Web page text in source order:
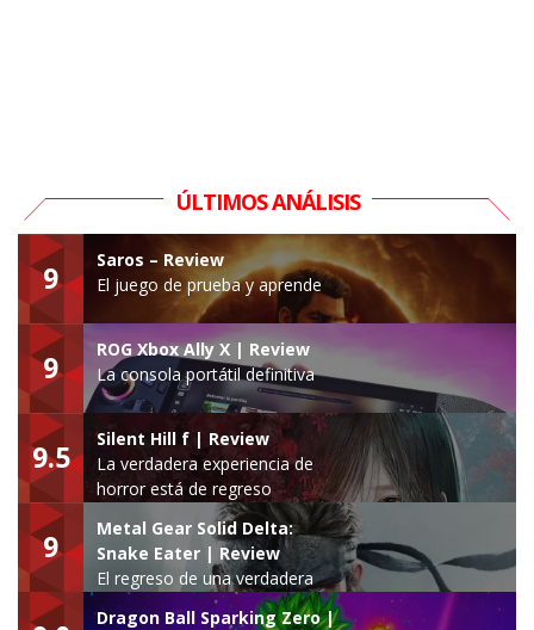
ÚLTIMOS ANÁLISIS
9
Saros – Review
El juego de prueba y aprende
9
ROG Xbox Ally X | Review
La consola portátil definitiva
9.5
Silent Hill f | Review
La verdadera experiencia de
horror está de regreso
9
Metal Gear Solid Delta:
Snake Eater | Review
El regreso de una verdadera
leyenda
Dragon Ball Sparking Zero |